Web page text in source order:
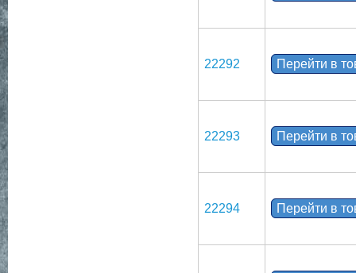
22292 Перейти в
22293 Перейти в
22294 Перейти в